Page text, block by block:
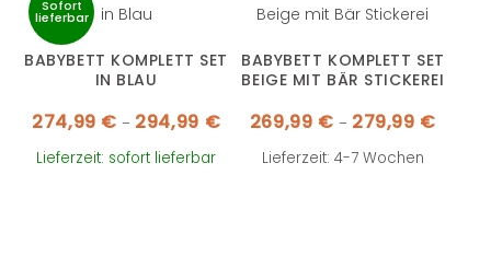
BABYBETT KOMPLETT SET
IN BLAU
274,99 € – 294,99 € Preisspanne:
274,99 €
294,99 €
Sofort
lieferbar
Lieferzeit: sofort lieferbar
BABYBETT KOMPLETT SET
BEIGE MIT BÄR STICKEREI
269,99 € – 279,99 €
Lieferzeit: 4-7 Wochen